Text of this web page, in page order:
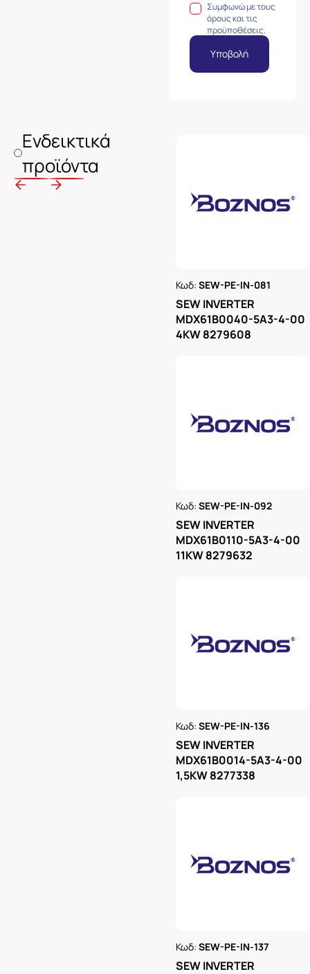
Συμφωνώ με τους
όρους και τις
προϋποθέσεις.
Υποβολή
Ενδεικτικά
προϊόντα
Κωδ:SEW-PE-IN-081
SEW INVERTER
MDX61B0040-5A3-4-00
4KW 8279608
Κωδ:SEW-PE-IN-092
SEW INVERTER
MDX61B0110-5A3-4-00
11KW 8279632
Κωδ:SEW-PE-IN-136
SEW INVERTER
MDX61B0014-5A3-4-00
1,5KW 8277338
Κωδ:SEW-PE-IN-137
SEW INVERTER